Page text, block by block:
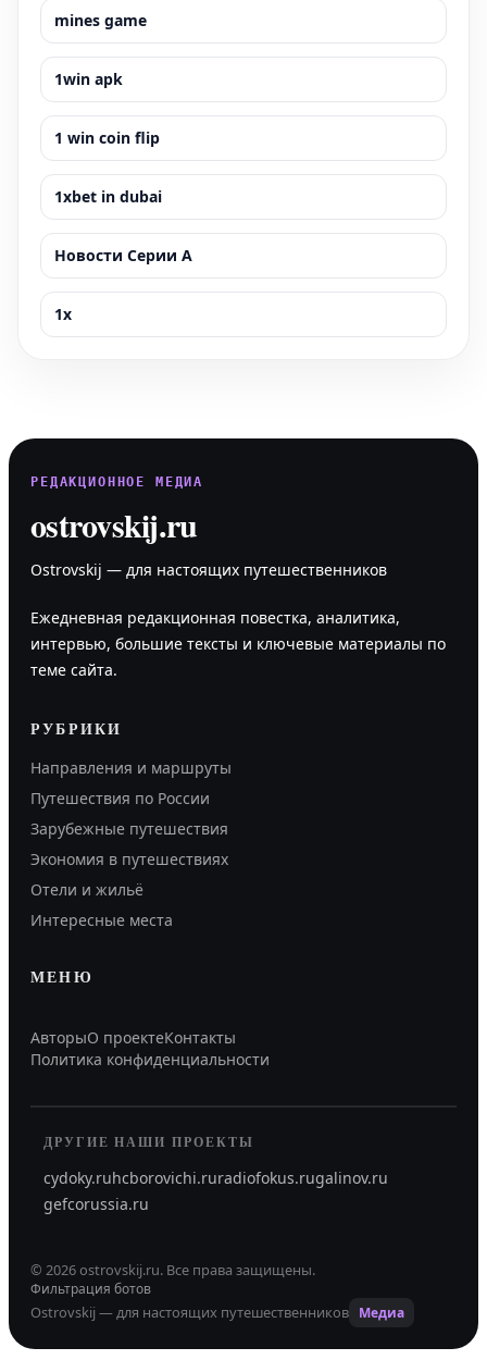
mines game
1win apk
1 win coin flip
1xbet in dubai
Новости Серии А
1x
РЕДАКЦИОННОЕ МЕДИА
ostrovskij.ru
Ostrovskij — для настоящих путешественников
Ежедневная редакционная повестка, аналитика,
интервью, большие тексты и ключевые материалы по
теме сайта.
РУБРИКИ
Направления и маршруты
Путешествия по России
Зарубежные путешествия
Экономия в путешествиях
Отели и жильё
Интересные места
МЕНЮ
АвторыО проектеКонтакты
Политика конфиденциальности
ДРУГИЕ НАШИ ПРОЕКТЫ
cydoky.ruhcborovichi.ruradiofokus.rugalinov.ru
gefcorussia.ru
© 2026ostrovskij.ru. Все права защищены.
Фильтрация ботов
Ostrovskij — для настоящих путешественников Медиа